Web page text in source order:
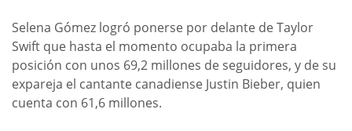
Selena Gómez logró ponerse por delante de Taylor
Swift que hasta el momento ocupaba la primera
posición con unos 69,2 millones de seguidores, y de su
expareja el cantante canadiense Justin Bieber, quien
cuenta con 61,6 millones.